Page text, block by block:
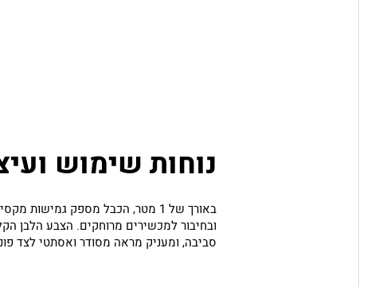
נוחות שימוש
באורך של 1 מטר, הכבל מספק גמישות
ובחיבור למכשירים מרוחקים. הצבע הלבן
סביבה, ומעניק מראה מסודר ואסתטי לצד